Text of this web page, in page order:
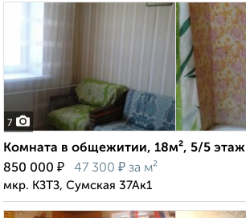
7
Комната в общежитии, 18м², 5/5 этаж
850 000 ₽ 47 300 ₽ за м²
мкр. КЗТЗ, Сумская 37Ак1